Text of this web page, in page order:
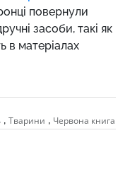
повернули
засоби, такі як
в матеріалах
, Тварини , Червона книга